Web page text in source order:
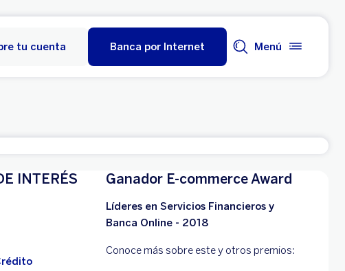
tu cuenta Banca por Internet Menú
INTERÉS Ganador E-commerce Award
Líderes en Servicios Financieros y
Banca Online - 2018
Conoce más sobre este y otros premios: